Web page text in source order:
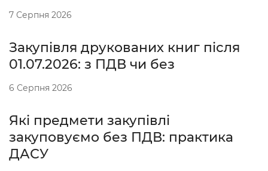
7 Серпня 2026
Закупівля друкованих книг після
01.07.2026: з ПДВ чи без
6 Серпня 2026
Які предмети закупівлі
закуповуємо без ПДВ: практика
ДАСУ